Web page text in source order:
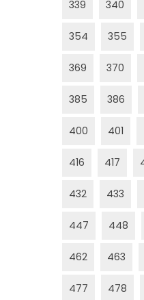
339 340
354 355
369 370
385 386
400 401
416 417
432 433
447 448
462 463
477 478